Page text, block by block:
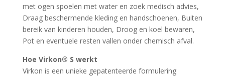
met ogen spoelen met water en zoek medisch advies,
Draag beschermende kleding en handschoenen, Buiten
bereik van kinderen houden, Droog en koel bewaren,
Pot en eventuele resten vallen onder chemisch afval.
Hoe Virkon® S werkt
Virkon is een unieke gepatenteerde formulering